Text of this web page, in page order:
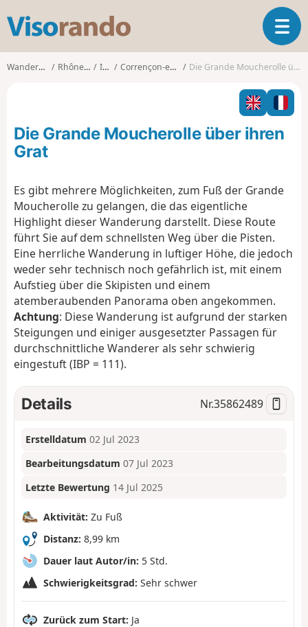
s
o
o
T
o
l
n
a
a
n
Wanderungen Rhône-Alpes Isère Corrençon-en-Vercors Die Grande Moucherolle über ihren Grat
Die Grande Moucherolle über ihren
Grat
Es gibt mehrere Möglichkeiten, zum Fuß der Grande
Moucherolle zu gelangen, die das eigentliche
Highlight dieser Wanderung darstellt. Diese Route
führt Sie auf dem schnellsten Weg über die Pisten.
Eine herrliche Wanderung in luftiger Höhe, die jedoch
weder sehr technisch noch gefährlich ist, mit einem
Aufstieg über die Skipisten und einem
atemberaubenden Panorama oben angekommen.
Achtung: Diese Wanderung ist aufgrund der starken
Steigungen und einiger ausgesetzter Passagen für
durchschnittliche Wanderer als sehr schwierig
eingestuft (IBP = 111).
Details Nr.35862489
Erstelldatum 02 Jul 2023
Bearbeitungsdatum 07 Jul 2023
Letzte Bewertung 14 Jul 2025
Aktivität: Zu Fuß
Distanz: 8,99 km
Dauer laut Autor/in: 5 Std.
Schwierigkeitsgrad: Sehr schwer
Zurück zum Start: Ja